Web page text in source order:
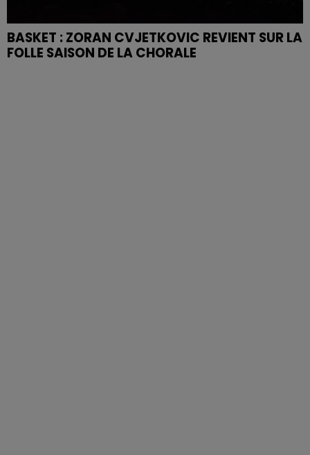
BASKET : ZORAN CVJETKOVIC REVIENT SUR LA
FOLLE SAISON DE LA CHORALE